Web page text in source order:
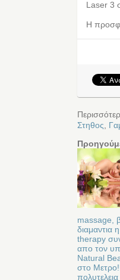
Laser 3
Η
Στηθος
massage,
διαμαντια
therapy
απο τον
Natural
στο